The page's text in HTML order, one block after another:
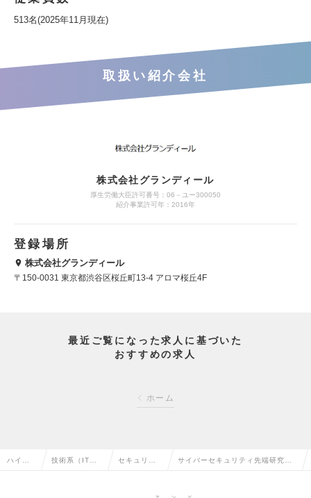
513名(2025年11月現在)
取扱い紹介会社
株式会社グランディール
厚生労働大臣許可番号：06－ユー300050
紹介事業許可年：2016年
登録場所
株式会社グランディール
〒150-0031 東京都渋谷区桜丘町13-4 アロマ桜丘4F
最近ご覧になった求人に基づいた
おすすめの求人
ホーム
ハイク 技術系（IT・ セキュリテ サイバーセキュリティ先端研究